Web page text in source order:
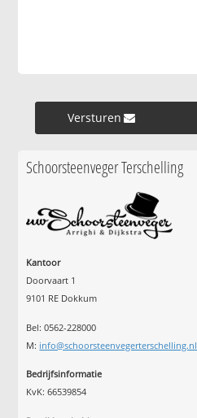
Versturen »
Schoorsteenveger Terschelling
Kantoor
Doorvaart 1
9101 RE Dokkum
Bel: 0562-228000
M: info@schoorsteenvegerterschelling.nl
Bedrijfsinformatie
KvK: 66539854